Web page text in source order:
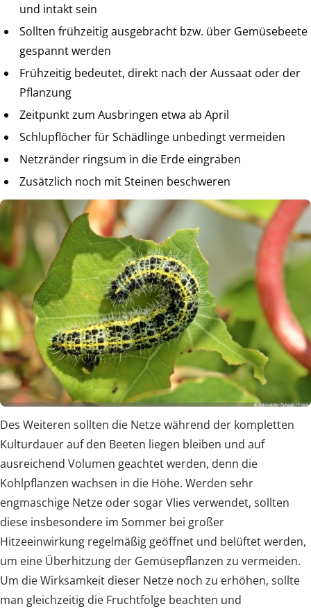
und intakt sein
Sollten frühzeitig ausgebracht bzw. über Gemüsebeete
gespannt werden
Frühzeitig bedeutet, direkt nach der Aussaat oder der
Pflanzung
Zeitpunkt zum Ausbringen etwa ab April
Schlupflöcher für Schädlinge unbedingt vermeiden
Netzränder ringsum in die Erde eingraben
Zusätzlich noch mit Steinen beschweren
Des Weiteren sollten die Netze während der kompletten
Kulturdauer auf den Beeten liegen bleiben und auf
ausreichend Volumen geachtet werden, denn die
Kohlpflanzen wachsen in die Höhe. Werden sehr
engmaschige Netze oder sogar Vlies verwendet, sollten
diese insbesondere im Sommer bei großer
Hitzeeinwirkung regelmäßig geöffnet und belüftet werden,
um eine Überhitzung der Gemüsepflanzen zu vermeiden.
Um die Wirksamkeit dieser Netze noch zu erhöhen, sollte
man gleichzeitig die Fruchtfolge beachten und